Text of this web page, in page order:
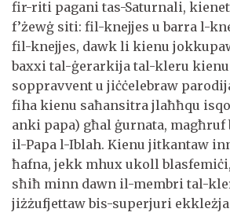
fir-riti pagani tas-Saturnali,
f’żewġ siti: fil-knejjes u barra l-
fil-knejjes, dawk li kienu
baxxi tal-ġerarkija tal-kleru
soppravvent u jiċċelebraw
fiha kienu saħansitra jlaħħqu
anki papa) għal ġurnata, magħruf
il-Papa l-Iblah. Kienu jitkantaw
ħafna, jekk mhux ukoll
sħiħ minn dawn il-membri tal-
jiżżufjettaw bis-superjuri